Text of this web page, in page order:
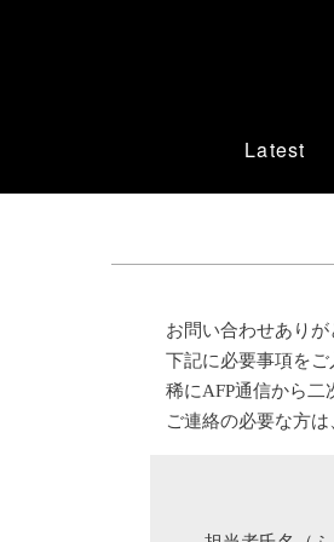
Latest
お問い合わせありが
下記に必要事項を
稀にAFP通信から二
ご連絡の必要な方